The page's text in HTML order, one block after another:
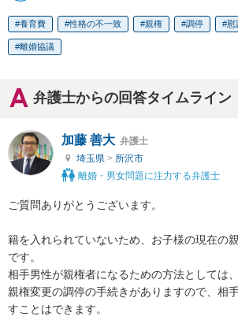
養育費 性格の不一致 親権 調停 慰
離婚協議
弁護士からの回答タイムライン
加藤 善大 弁護士
埼玉県 > 所沢市
離婚・男女問題に注力する弁護士
ご質問ありがとうございます。
籍を入れられていないため、お子様の現在の
です。
相手男性が親権者になるための方法としては、
親権変更の調停の手続きがありますので、相
すことはできます。